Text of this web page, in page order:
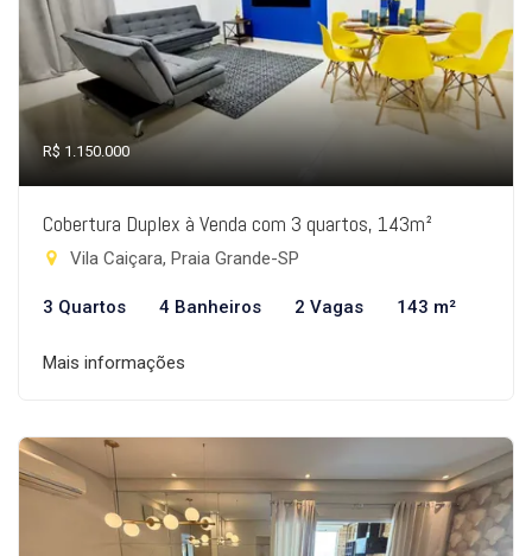
R$ 1.150.000
Cobertura Duplex à Venda com 3 quartos, 143m²
Vila Caiçara, Praia Grande-SP
3 Quartos 4 Banheiros 2 Vagas 143 m²
Mais informações